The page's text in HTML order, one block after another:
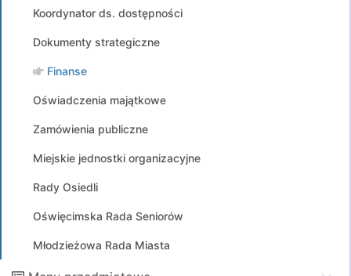
Koordynator ds. dostępności
Dokumenty strategiczne
Finanse
Oświadczenia majątkowe
Zamówienia publiczne
Miejskie jednostki organizacyjne
Rady Osiedli
Oświęcimska Rada Seniorów
Młodzieżowa Rada Miasta